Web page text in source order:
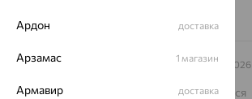
© ООО «Ювелирный дом «Кристалл»,2009 – 2026
На информационном ресурсе применяются
Ардон доставка
Арзамас 1 магазин
Армавир доставка